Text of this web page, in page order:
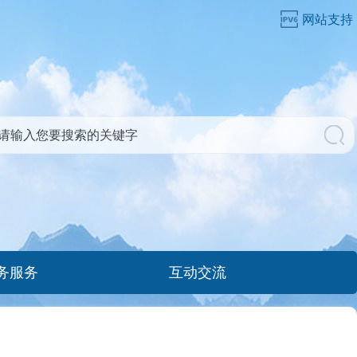
网站支持
服务 互动交流